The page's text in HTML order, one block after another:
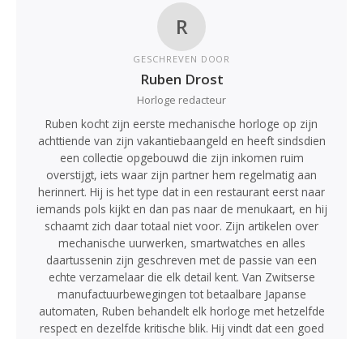
R
GESCHREVEN DOOR
Ruben Drost
Horloge redacteur
Ruben kocht zijn eerste mechanische horloge op zijn
achttiende van zijn vakantiebaangeld en heeft sindsdien
een collectie opgebouwd die zijn inkomen ruim
overstijgt, iets waar zijn partner hem regelmatig aan
herinnert. Hij is het type dat in een restaurant eerst naar
iemands pols kijkt en dan pas naar de menukaart, en hij
schaamt zich daar totaal niet voor. Zijn artikelen over
mechanische uurwerken, smartwatches en alles
daartussenin zijn geschreven met de passie van een
echte verzamelaar die elk detail kent. Van Zwitserse
manufactuurbewegingen tot betaalbare Japanse
automaten, Ruben behandelt elk horloge met hetzelfde
respect en dezelfde kritische blik. Hij vindt dat een goed